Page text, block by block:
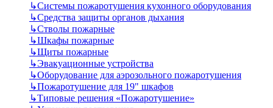
↳Системы пожаротушения кухонного оборудования
↳Средства защиты органов дыхания
↳Стволы пожарные
↳Шкафы пожарные
↳Щиты пожарные
↳Эвакуационные устройства
↳Оборудование для аэрозольного пожаротушения
↳Пожаротушение для 19" шкафов
↳Типовые решения «Пожаротушение»